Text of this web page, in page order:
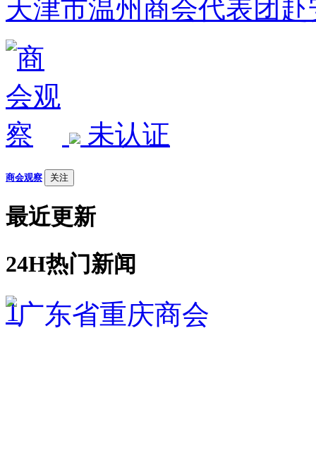
天津市温州商会代表团
未认证
商会观察 关注
最近更新
24H热门新闻
1